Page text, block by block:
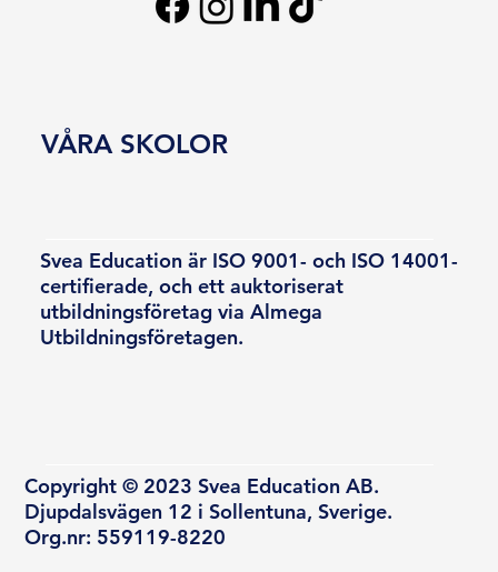
Svea Education är ISO 9001- och ISO 14001-
certifierade, och ett auktoriserat
utbildningsföretag via Almega
Utbildningsföretagen.
Copyright © 2023 Svea Education AB.
Djupdalsvägen 12 i Sollentuna, Sverige.
Org.nr: 559119-8220
VÅRA SKOLOR